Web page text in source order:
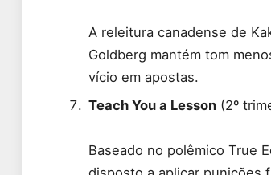
A releitura canadense de
Goldberg mantém tom
vício em apostas.
Teach You a Lesson (2º
Baseado no polêmico True